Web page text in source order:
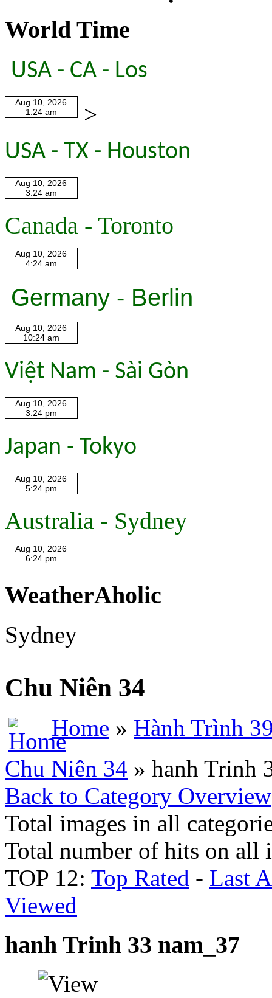
World Time
USA - CA - Los
>
USA - TX - Houston
Canada - Toronto
Germany - Berlin
Việt Nam - Sài Gòn
Japan - Tokyo
Australia - Sydney
WeatherAholic
Sydney
Chu Niên 34
Home » Hành Trình
Chu Niên 34 » hanh Trinh
Back to Category Overview
Total images in all
Total number of hits on all
TOP 12: Top Rated - Last
Viewed
hanh Trinh 33 nam_37